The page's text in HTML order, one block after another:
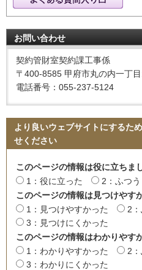
お問い合わせ
契約管財室契約課工事係
〒400-8585 甲府市丸の内一丁
電話番号：055-237-5124
より良いウェブサイトにするた
せください
このページの情報は役に立ちま
1：役に立った
2：ふつう
このページの情報は見つけやす
1：見つけやすかった
2
3：見つけにくかった
このページの情報はわかりやす
1：わかりやすかった
2
3：わかりにくかった